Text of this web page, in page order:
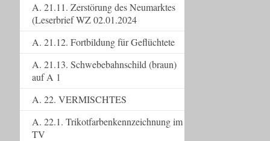
A. 21.11. Zerstörung des Neumarktes
(Leserbrief WZ 02.01.2024
A. 21.12. Fortbildung für Geflüchtete
A. 21.13. Schwebebahnschild (braun)
auf A 1
A. 22. VERMISCHTES
A. 22.1. Trikotfarbenkennzeichnung im
TV